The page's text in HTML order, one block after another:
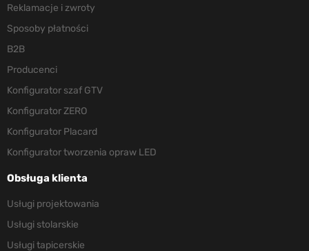
Reklamacje i zwroty
Sposoby płatności
B2B
Producenci
Konfigurator szaf GTV
Konfigurator ZERO
Konfigurator Placard
Konfigurator tworzenia opraw LED
Obsługa klienta
Usługi projektowania
Usługi stolarskie
Usługi tapicerskie